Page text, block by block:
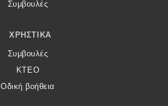
Συμβουλές
ΧΡΗΣΤΙΚΆ
Συμβουλές
ΚΤΕΟ
Οδική βοήθεια